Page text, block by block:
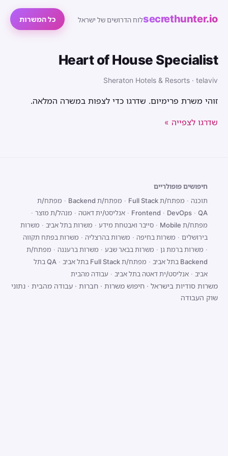
secrethunter.ioלוח הדרושים של ישראל כל המשרות
Heart of House Specialist
Sheraton Hotels & Resorts · telaviv
זוהי משרת פרימיום. שדרגו כדי לצפות במשרה המלאה.
שדרגו לצפייה »
חיפושים פופולריים
תוכנה · מפתח/ת Full Stack · מפתח/ת Backend · מפתח/ת
Frontend · DevOps · QA
· אנליסט/ית דאטה · מנהל/ת מוצר ·
מפתח/ת Mobile
· סייבר ואבטחת מידע · משרות בתל אביב · משרות
בירושלים · משרות בחיפה · משרות בהרצליה · משרות בפתח תקווה
· משרות ברמת גן · משרות בבאר שבע · משרות ברעננה · מפתח/ת
Backend בתל אביב
· מפתח/ת Full Stack בתל אביב ·
QA בתל
אביב · אנליסט/ית דאטה בתל אביב · עבודה מהבית
משרות סודיות בישראל · חיפוש משרות · חברות · עבודה מהבית · נתוני
שוק העבודה